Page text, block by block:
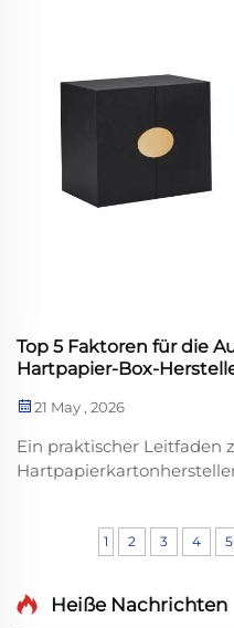
Top 5 Faktoren für die
Hartpapier-Box-
21 May , 2026
Ein praktischer Leitfaden
1 2 3 4 5
Heiße Nachrichten